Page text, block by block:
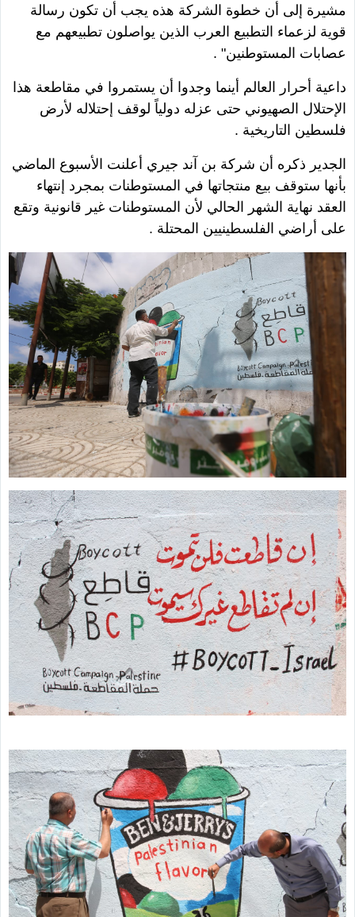
مشيرة إلى أن خطوة الشركة هذه يجب أن تكون رسالة
قوية لزعماء التطبيع العرب الذين يواصلون تطبيعهم مع
عصابات المستوطنين" .
داعية أحرار العالم أينما وجدوا أن يستمروا في مقاطعة هذا
الإحتلال الصهيوني حتى عزله دولياً لوقف إحتلاله لأرض
فلسطين التاريخية .
الجدير ذكره أن شركة بن آند جيري أعلنت الأسبوع الماضي
بأنها ستوقف بيع منتجاتها في المستوطنات بمجرد إنتهاء
العقد نهاية الشهر الحالي لأن المستوطنات غير قانونية وتقع
على أراضي الفلسطينيين المحتلة .